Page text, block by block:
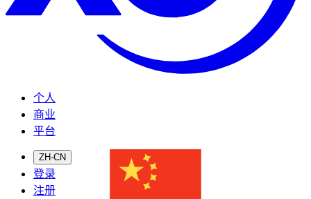
个人
商业
平台
ZH-CN
登录
注册